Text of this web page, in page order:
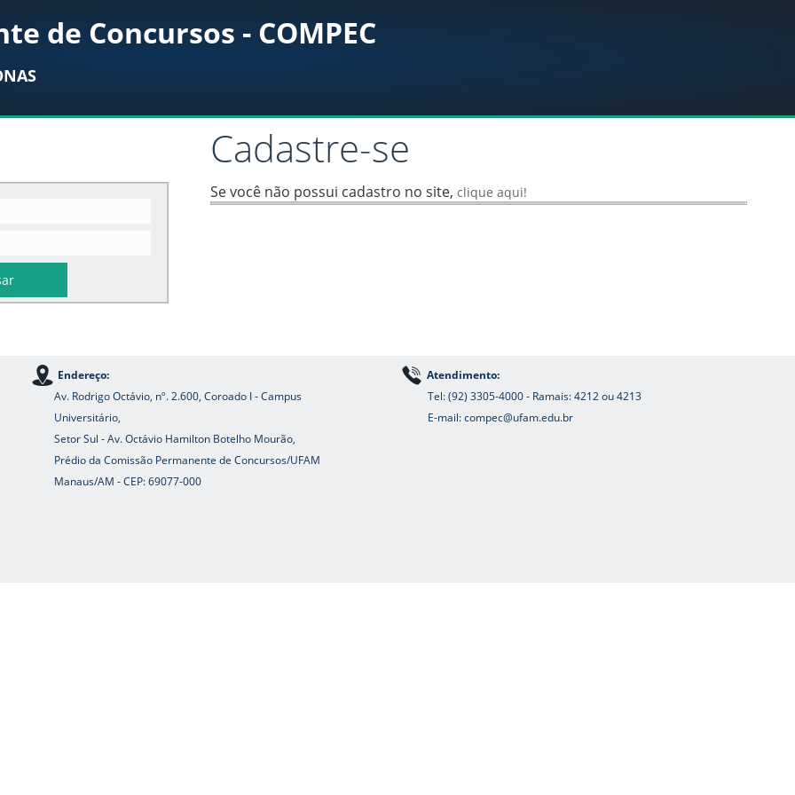
de Concursos - COMPEC
Cadastre-se
Se você não possui cadastro no site,clique aqui!
Endereço:
Av. Rodrigo Octávio, nº. 2.600, Coroado I - Campus
Universitário,
Setor Sul - Av. Octávio Hamilton Botelho Mourão,
Prédio da Comissão Permanente de Concursos/UFAM
Manaus/AM - CEP: 69077-000
Atendimento:
Tel: (92) 3305-4000 - Ramais: 4212 ou 4213
E-mail: compec@ufam.edu.br